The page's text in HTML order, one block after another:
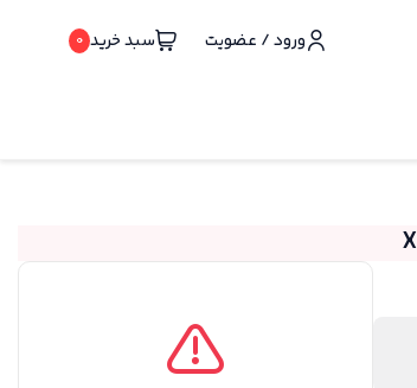
ورود / عضویت سبد خرید 0